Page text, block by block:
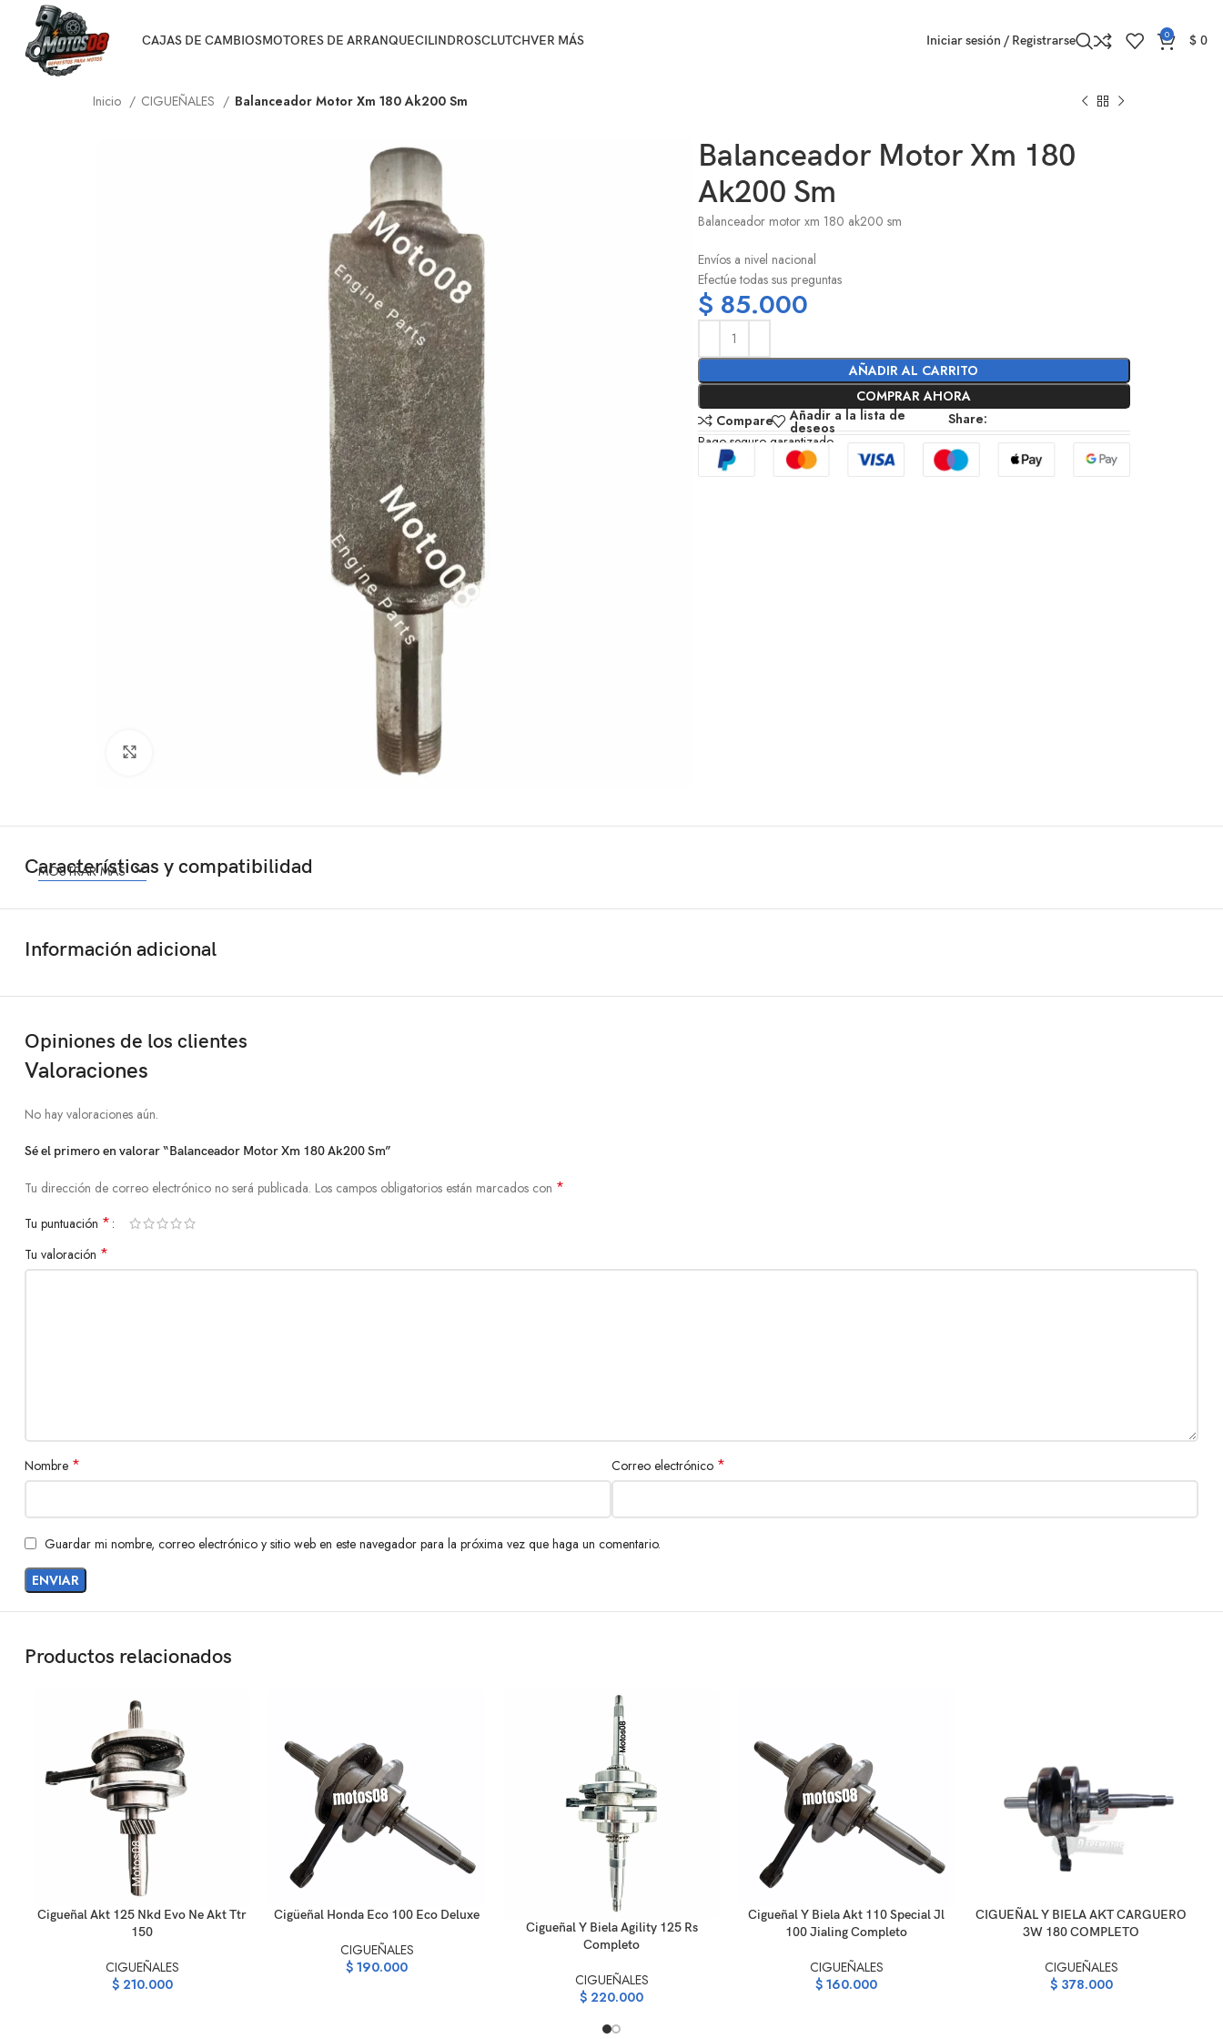
CAJAS DE CAMBIOSMOTORES DE ARRANQUECILINDROSCLUTCHVER MÁS Iniciar sesión / Registrarse 0 $ 0
Inicio CIGUEÑALES Balanceador Motor Xm 180 Ak200 Sm
Balanceador Motor Xm 180
Ak200 Sm
Balanceador motor xm 180 ak200 sm
Envíos a nivel nacional
Efectúe todas sus preguntas
$ 85.000
AÑADIR AL CARRITO
COMPRAR AHORA
Compare
Añadir a la lista de
deseos
Share:
Pago seguro garantizado
Características y compatibilidad
MOSTRAR MÁS
Información adicional
Opiniones de los clientes
Valoraciones
No hay valoraciones aún.
Sé el primero en valorar “Balanceador Motor Xm 180 Ak200 Sm”
Tu dirección de correo electrónico no será publicada. Los campos obligatorios están marcados con *
Tu puntuación *
Tu valoración *
Nombre * Correo electrónico *
Guardar mi nombre, correo electrónico y sitio web en este navegador para la próxima vez que haga un comentario.
Productos relacionados
AÑADIR AL CARRITO
Cigueñal Akt 125 Nkd Evo Ne Akt Ttr
150
CIGUEÑALES
$210.000
AÑADIR AL CARRITO
Cigüeñal Honda Eco 100 Eco Deluxe
CIGUEÑALES
$ 190.000
AÑADIR AL CARRITO
Cigueñal Y Biela Agility 125 Rs
Completo
CIGUEÑALES
$ 220.000
AÑADIR AL CARRITO
Cigueñal Y Biela Akt 110 Special Jl
100 Jialing Completo
CIGUEÑALES
$ 160.000
AÑADIR AL CARRITO
CIGUEÑAL Y BIELA AKT CARGUERO
3W 180 COMPLETO
CIGUEÑALES
$378.000